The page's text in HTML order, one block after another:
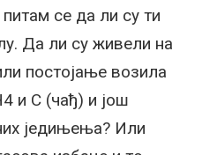
се да ли су ти
Да ли су живели на
постојање возила
и C (чађ) и још
једињења? Или